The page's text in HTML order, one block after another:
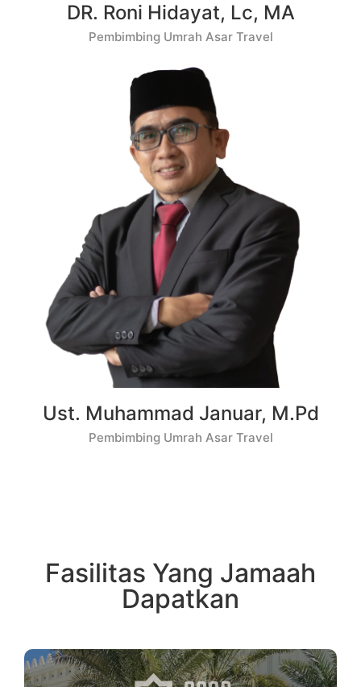
DR. Roni Hidayat, Lc, MA
Pembimbing Umrah Asar Travel​
Ust. Muhammad Januar, M.Pd
Pembimbing Umrah Asar Travel​
Fasilitas Yang Jamaah
Dapatkan